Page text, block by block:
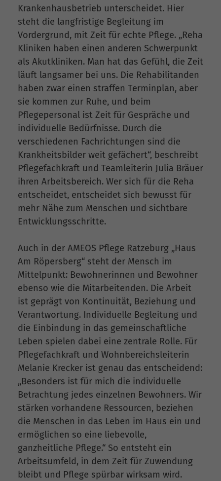
Krankenhausbetrieb unterscheidet. Hier
steht die langfristige Begleitung im
Vordergrund, mit Zeit für echte Pflege. „Reha
Kliniken haben einen anderen Schwerpunkt
als Akutkliniken. Man hat das Gefühl, die Zeit
läuft langsamer bei uns. Die Rehabilitanden
haben zwar einen straffen Terminplan, aber
sie kommen zur Ruhe, und beim
Pflegepersonal ist Zeit für Gespräche und
individuelle Bedürfnisse. Durch die
verschiedenen Fachrichtungen sind die
Krankheitsbilder weit gefächert“, beschreibt
Pflegefachkraft und Teamleiterin Julia Bräuer
ihren Arbeitsbereich. Wer sich für die Reha
entscheidet, entscheidet sich bewusst für
mehr Nähe zum Menschen und sichtbare
Entwicklungsschritte.
Auch in der AMEOS Pflege Ratzeburg „Haus
Am Röpersberg“ steht der Mensch im
Mittelpunkt: Bewohnerinnen und Bewohner
ebenso wie die Mitarbeitenden. Die Arbeit
ist geprägt von Kontinuität, Beziehung und
Verantwortung. Individuelle Begleitung und
die Einbindung in das gemeinschaftliche
Leben spielen dabei eine zentrale Rolle. Für
Pflegefachkraft und Wohnbereichsleiterin
Melanie Krecker ist genau das entscheidend:
„Besonders ist für mich die individuelle
Betrachtung jedes einzelnen Bewohners. Wir
stärken vorhandene Ressourcen, beziehen
die Menschen in das Leben im Haus ein und
ermöglichen so eine liebevolle,
ganzheitliche Pflege.“ So entsteht ein
Arbeitsumfeld, in dem Zeit für Zuwendung
bleibt und Pflege spürbar wirksam wird.